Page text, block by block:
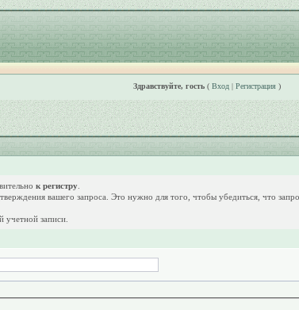
Здравствуйте, гость( Вход| Регистрация)
к регистру.
вашего запроса. Это нужно для того, чтобы убедиться, что
учетной записи.